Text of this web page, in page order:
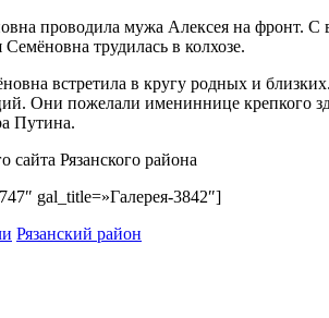
проводила мужа Алексея на фронт. С
трудилась в колхозе.
встретила в кругу родных и
Они пожелали имениннице крепкого
Путина.
сайта Рязанского района
gal_title=»Галерея-3842″]
Рязанский район